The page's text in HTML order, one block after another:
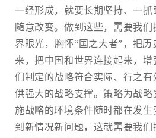
一经形成，就要长期坚持、一
随意改变。做到这些，需要我
界眼光，胸怀“国之大者”，把
来，把中国和世界连接起来，
们制定的战略符合实际、行之
供强大的战略支撑。策略为战
施战略的环境条件随时都在发
到新情况新问题，这就需要我